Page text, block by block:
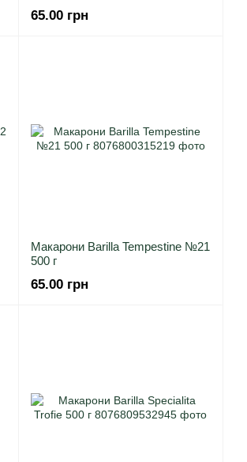
65.00 грн
Макарони Barilla Tempestine №21
500 г
65.00 грн